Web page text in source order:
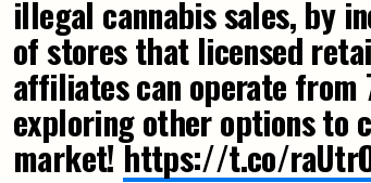
illegal cannabis sales, by
of stores that licensed
affiliates can operate from
exploring other options to
market!https://t.co/